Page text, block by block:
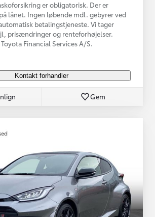
er obligatorisk. Der er
lånet. Ingen løbende mdl. gebyrer ved
betalingstjeneste. Vi tager
prisændringer og renteforhøjelser.
Financial Services A/S.
Kontakt forhandler
Gem